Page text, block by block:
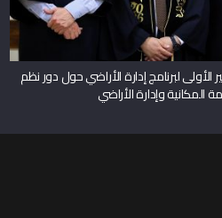
لبرنامج إدارة الأراضي حول دور نظم
المكانية وإدارة الأراضي